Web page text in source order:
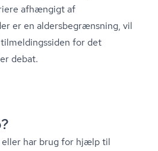
afhængigt af
er en al­ders­be­græns­ning, vil
for det
debat.
eller har brug for hjælp til